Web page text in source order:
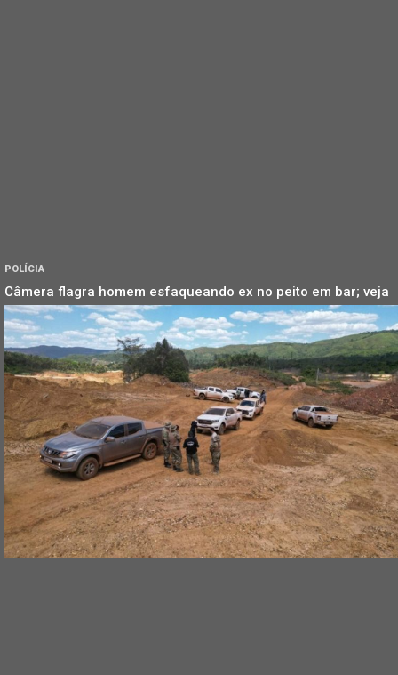
POLÍCIA
Câmera flagra homem esfaqueando ex no peito em bar; veja